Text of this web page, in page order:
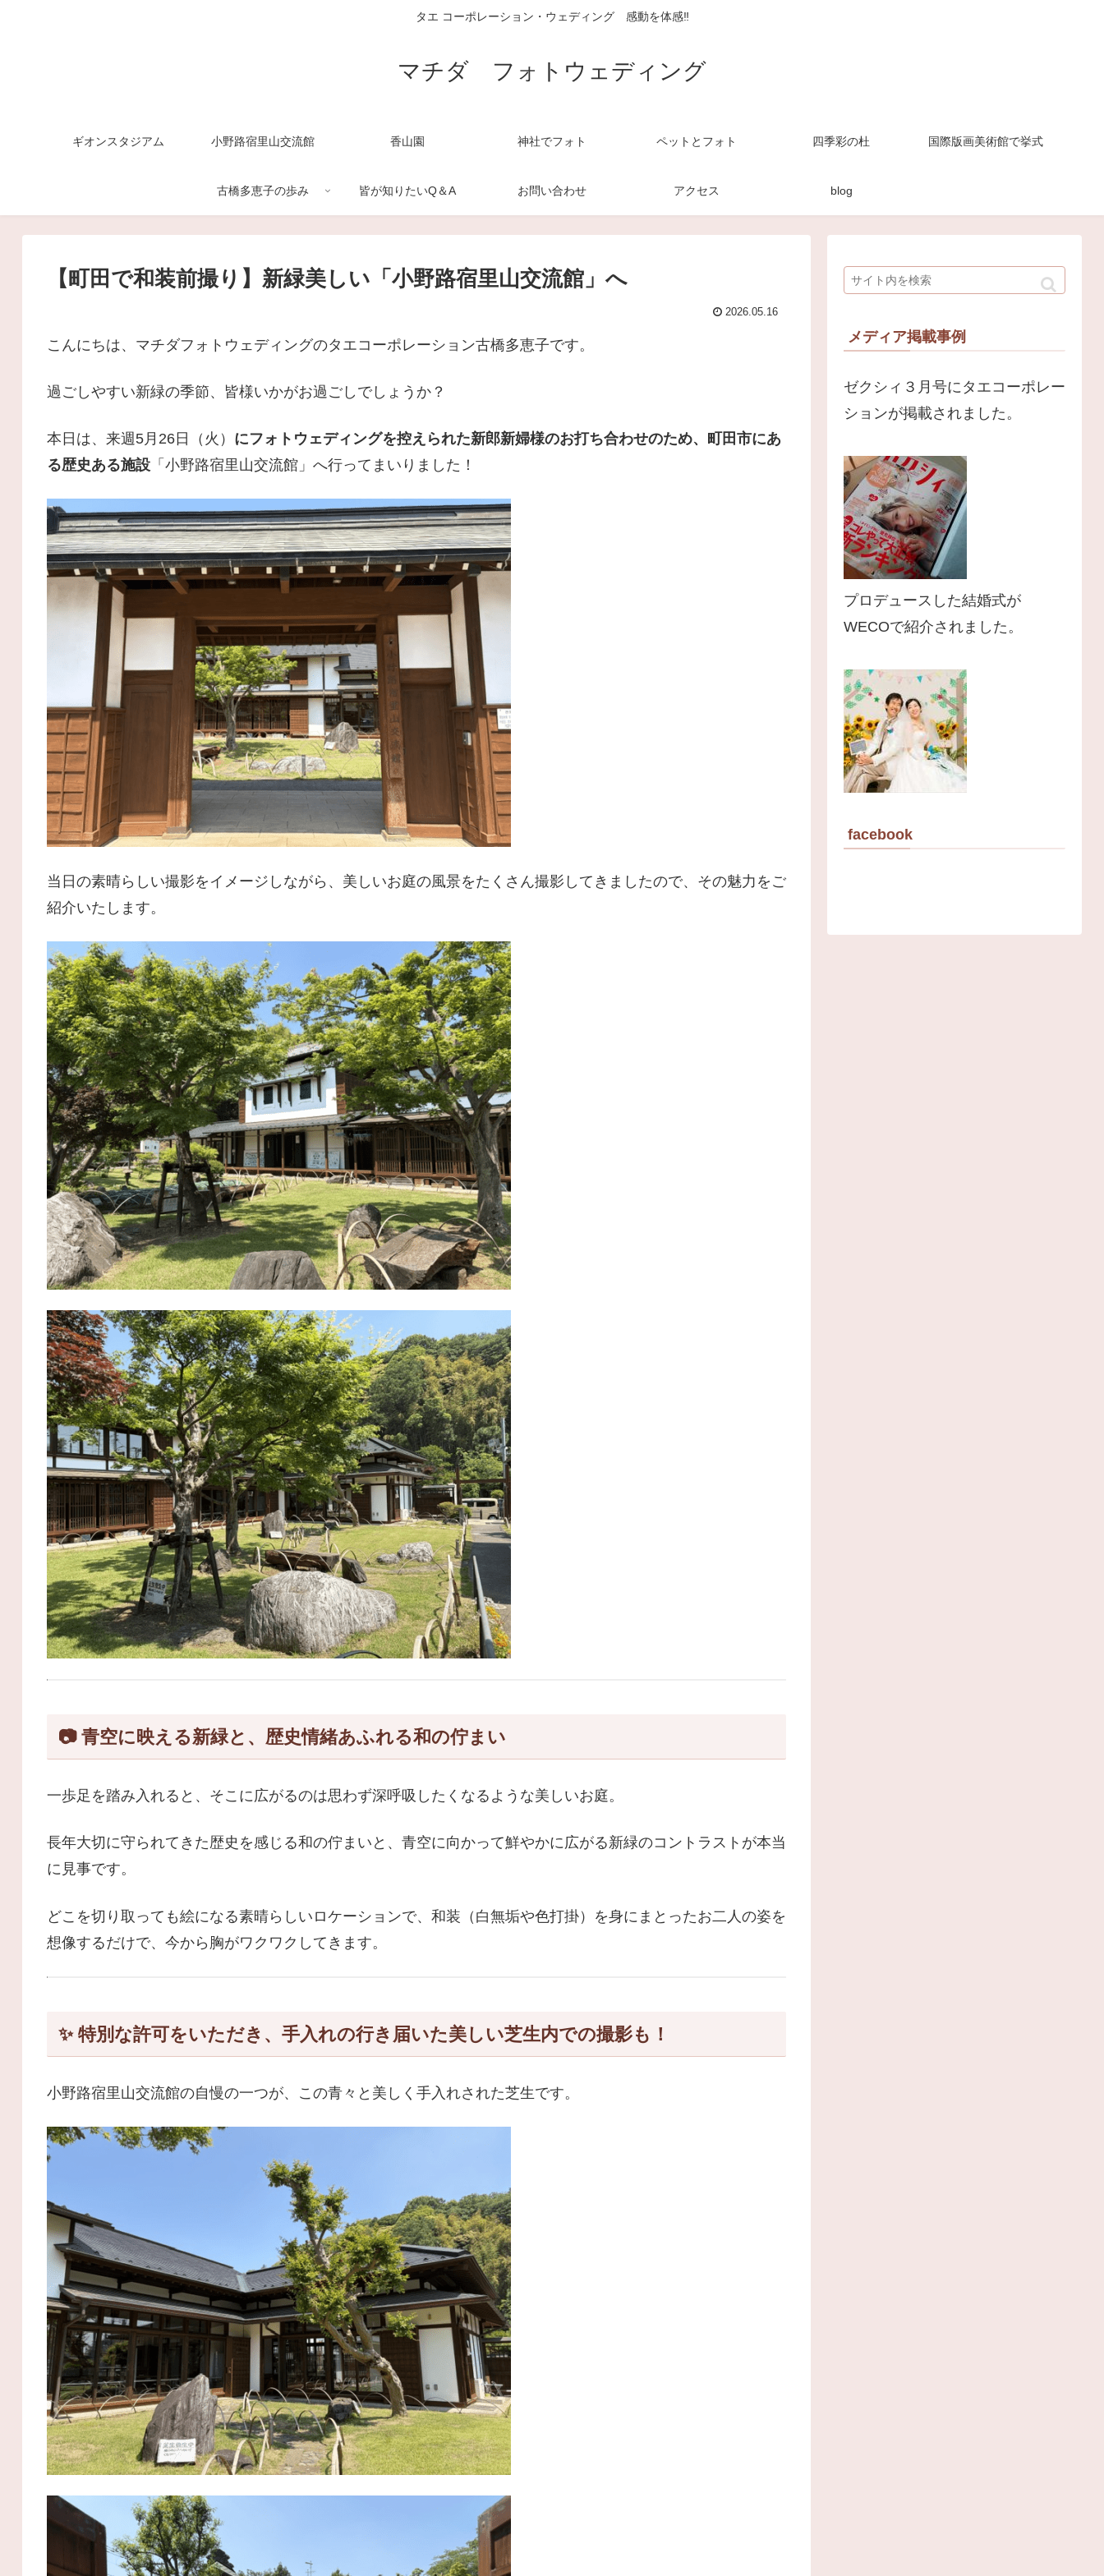
タエ コーポレーション・ウェディング 感動を体感‼
マチダ フォトウェディング
ギオンスタジアム 小野路宿里山交流館 香山園 神社でフォト ペットとフォト 四季彩の杜 国際版画美術館で挙式
古橋多恵子の歩み 皆が知りたいQ＆A お問い合わせ アクセス blog
【町田で和装前撮り】新緑美しい「小野路宿里山交流館」へ
2026.05.16
こんにちは、マチダフォトウェディングのタエコーポレーション古橋多恵子です。
過ごしやすい新緑の季節、皆様いかがお過ごしでしょうか？
本日は、来週5月26日（火） にフォトウェディングを控えられた新郎新婦様のお打ち合わせのため、町田市にあ
る歴史ある施設 「小野路宿里山交流館」へ行ってまいりました！
当日の素晴らしい撮影をイメージしながら、美しいお庭の風景をたくさん撮影してきましたので、その魅力をご
紹介いたします。
📷 青空に映える新緑と、歴史情緒あふれる和の佇まい
一歩足を踏み入れると、そこに広がるのは思わず深呼吸したくなるような美しいお庭。
長年大切に守られてきた歴史を感じる和の佇まいと、青空に向かって鮮やかに広がる新緑のコントラストが本当
に見事です。
どこを切り取っても絵になる素晴らしいロケーションで、和装（白無垢や色打掛）を身にまとったお二人の姿を
想像するだけで、今から胸がワクワクしてきます。
✨ 特別な許可をいただき、手入れの行き届いた美しい芝生内での撮影も！
小野路宿里山交流館の自慢の一つが、この青々と美しく手入れされた芝生です。
メディア掲載事例
ゼクシィ３月号にタエコーポレー
ションが掲載されました。
プロデュースした結婚式が
WECOで紹介されました。
facebook